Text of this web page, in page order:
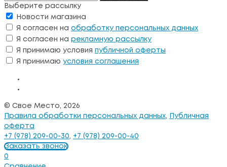
Выберите рассылку
Новости магазина
Я согласен на обработку персональных данных
Я согласен на рекламную рассылку
Я принимаю условия публичной оферты
Я принимаю условия соглашения
© Свое Место, 2026
Правила обработки персональных данных,
Публичная
оферта
+7 (978) 209-00-30, +7 (978) 209-00-40
Заказать звонок
0